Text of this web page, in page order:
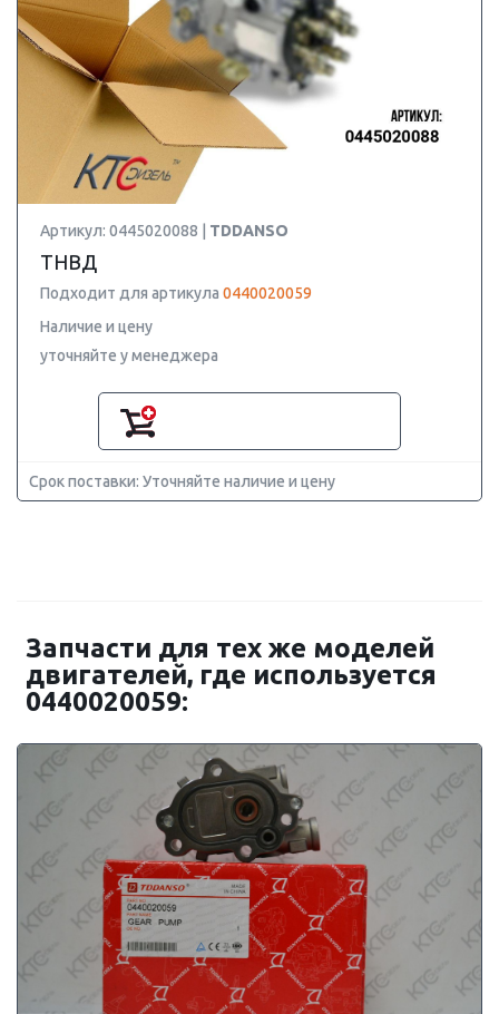
Артикул: 0445020088 | TDDANSO
ТНВД
Подходит для артикула 0440020059
Наличие и цену
уточняйте у менеджера
Срок поставки: Уточняйте наличие и цену
Запчасти для тех же моделей
двигателей, где используется
0440020059: